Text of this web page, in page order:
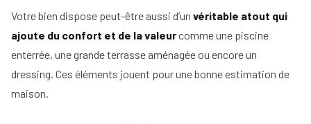
Votre bien dispose peut-être aussi d’un véritable atout qui
ajoute du confort et de la valeurcomme une piscine
enterrée, une grande terrasse aménagée ou encore un
dressing. Ces éléments jouent pour une bonne estimation de
maison.